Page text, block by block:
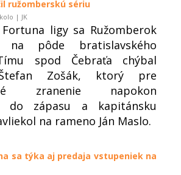
ružomberskú sériu
| JK
ligy sa Ružomberok
na pôde bratislavského
spod Čebraťa chýbal
Zošák, ktorý pre
zranenie napokon
do zápasu a kapitánsku
na rameno Ján Maslo.
sa týka aj predaja vstupeniek na